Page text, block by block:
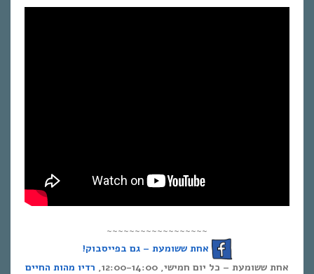
~~~~~~~~~~~~~~~~~~
אחת ששומעת – גם בפייסבוק!
אחת ששומעת – כל יום חמישי, 12:00-14:00,
רדיו מהות החיים